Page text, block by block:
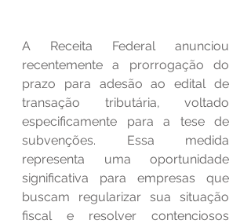
A Receita Federal anunciou
recentemente a prorrogação do
prazo para adesão ao edital de
transação tributária, voltado
especificamente para a tese de
subvenções. Essa medida
representa uma oportunidade
significativa para empresas que
buscam regularizar sua situação
fiscal e resolver contenciosos